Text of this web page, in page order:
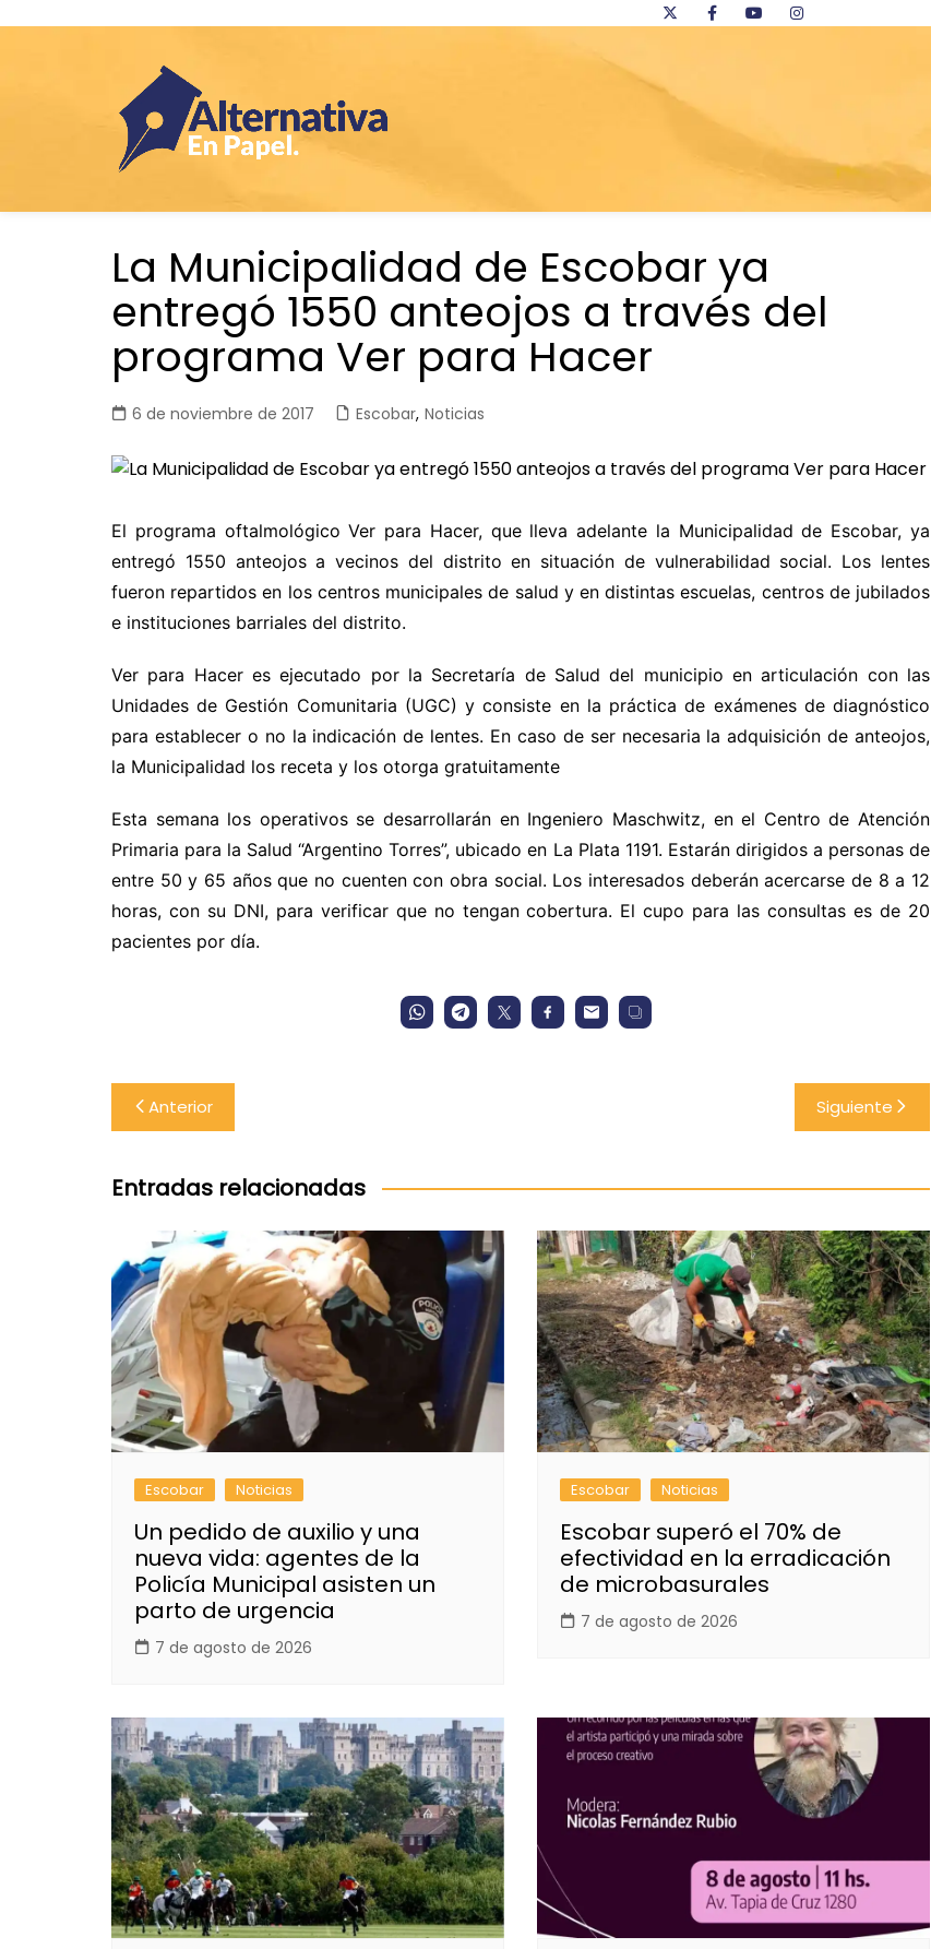
La Municipalidad de Escobar ya
entregó 1550 anteojos a través del
programa Ver para Hacer
6 de noviembre de 2017 Escobar, Noticias
El programa oftalmológico Ver para Hacer, que lleva adelante la Municipalidad de Escobar, ya
entregó 1550 anteojos a vecinos del distrito en situación de vulnerabilidad social. Los lentes
fueron repartidos en los centros municipales de salud y en distintas escuelas, centros de jubilados
e instituciones barriales del distrito.
Ver para Hacer es ejecutado por la Secretaría de Salud del municipio en articulación con las
Unidades de Gestión Comunitaria (UGC) y consiste en la práctica de exámenes de diagnóstico
para establecer o no la indicación de lentes. En caso de ser necesaria la adquisición de anteojos,
la Municipalidad los receta y los otorga gratuitamente
Esta semana los operativos se desarrollarán en Ingeniero Maschwitz, en el Centro de Atención
Primaria para la Salud “Argentino Torres”, ubicado en La Plata 1191. Estarán dirigidos a personas de
entre 50 y 65 años que no cuenten con obra social. Los interesados deberán acercarse de 8 a 12
horas, con su DNI, para verificar que no tengan cobertura. El cupo para las consultas es de 20
pacientes por día.
Navegación
de
entradas
Anterior Siguiente
Entradas relacionadas
Escobar Noticias
Un pedido de auxilio y una
nueva vida: agentes de la
Policía Municipal asisten un
parto de urgencia
7 de agosto de 2026
Escobar Noticias
Escobar superó el 70% de
efectividad en la erradicación
de microbasurales
7 de agosto de 2026